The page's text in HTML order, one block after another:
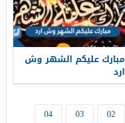
مبارك عليكم الشهر وش
ارد
02
03
04